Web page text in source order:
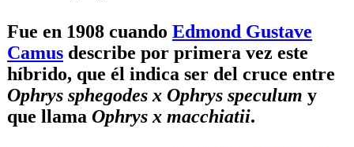
Fue en 1908 cuando Edmond Gustave
Camus describe por primera vez este
híbrido, que él indica ser del cruce entre
Ophrys sphegodes x Ophrys speculum y
que llama Ophrys x macchiatii.